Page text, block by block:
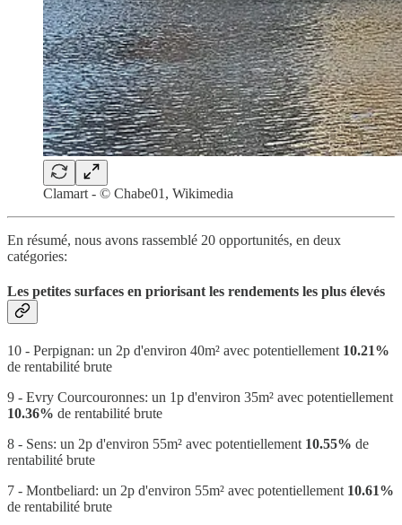
Clamart - © Chabe01, Wikimedia
En résumé, nous avons rassemblé 20 opportunités, en deux
catégories:
Les petites surfaces en priorisant les rendements les plus élevés
10 - Perpignan: un 2p d'environ 40m² avec potentiellement 10.21%
de rentabilité brute
9 - Evry Courcouronnes: un 1p d'environ 35m² avec potentiellement
10.36% de rentabilité brute
8 - Sens: un 2p d'environ 55m² avec potentiellement 10.55% de
rentabilité brute
7 - Montbeliard: un 2p d'environ 55m² avec potentiellement 10.61%
de rentabilité brute